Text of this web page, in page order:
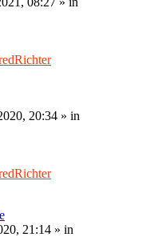
20:34 » in
21:14 » in